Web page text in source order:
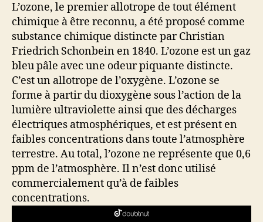
L’ozone, le premier allotrope de tout élément
chimique à être reconnu, a été proposé comme
substance chimique distincte par Christian
Friedrich Schonbein en 1840. L’ozone est un gaz
bleu pâle avec une odeur piquante distincte.
C’est un allotrope de l’oxygène. L’ozone se
forme à partir du dioxygène sous l’action de la
lumière ultraviolette ainsi que des décharges
électriques atmosphériques, et est présent en
faibles concentrations dans toute l’atmosphère
terrestre. Au total, l’ozone ne représente que 0,6
ppm de l’atmosphère. Il n’est donc utilisé
commercialement qu’à de faibles
concentrations.